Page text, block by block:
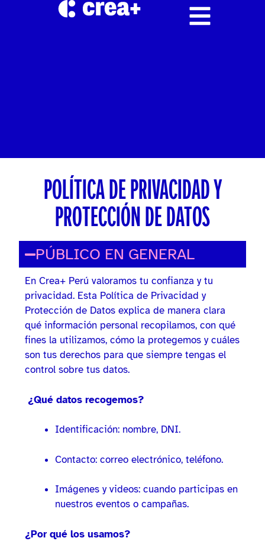
POLÍTICA DE PRIVACIDAD Y
PROTECCIÓN DE DATOS
PÚBLICO EN GENERAL
En Crea+ Perú valoramos tu confianza y tu
privacidad. Esta Política de Privacidad y
Protección de Datos explica de manera clara
qué información personal recopilamos, con qué
fines la utilizamos, cómo la protegemos y cuáles
son tus derechos para que siempre tengas el
control sobre tus datos.
¿Qué datos recogemos?
Identificación: nombre, DNI.
Contacto: correo electrónico, teléfono.
Imágenes y videos: cuando participas en
nuestros eventos o campañas.
¿Por qué los usamos?